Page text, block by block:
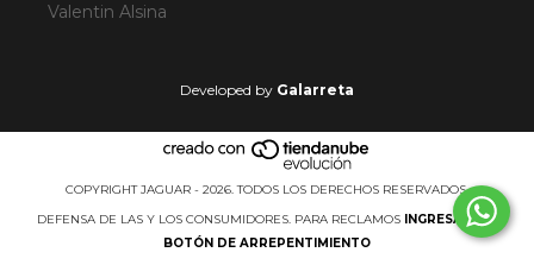
Valentin Alsina
Developed by Galarreta
COPYRIGHT JAGUAR - 2026. TODOS LOS DERECHOS RESERVADOS.
DEFENSA DE LAS Y LOS CONSUMIDORES. PARA RECLAMOS INGRESÁ ACÁ.
BOTÓN DE ARREPENTIMIENTO